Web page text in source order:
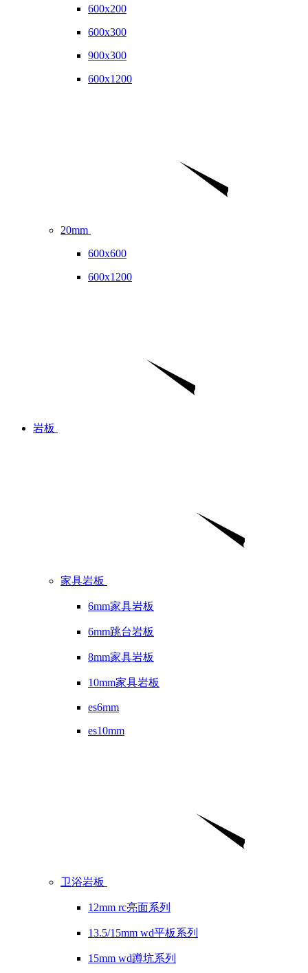
600x200
600x300
900x300
600x1200
20mm
600x600
600x1200
岩板
家具岩板
6mm家具岩板
6mm跳台岩板
8mm家具岩板
10mm家具岩板
es6mm
es10mm
卫浴岩板
12mm rc亮面系列
13.5/15mm wd平板系列
15mm wd蹲坑系列